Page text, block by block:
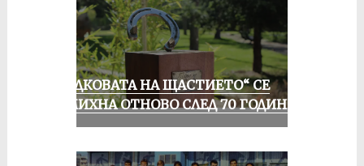
„ПОДКОВАТА НА ЩАСТИЕТО“ СЕ
УСМИХНА ОТНОВО СЛЕД 70 ГОДИНИ